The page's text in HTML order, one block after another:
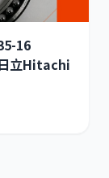
16
立Hitachi